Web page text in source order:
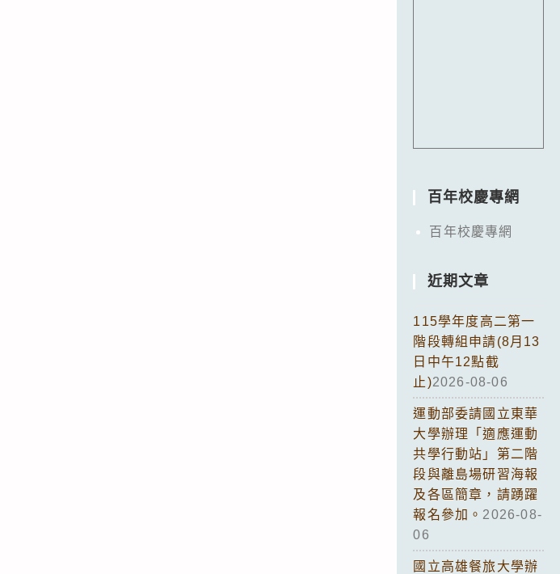
百年校慶專網
百年校慶專網
近期文章
115學年度高二第一
階段轉組申請(8月13
日中午12點截
止)2026-08-06
運動部委請國立東華
大學辦理「適應運動
共學行動站」第二階
段與離島場研習海報
及各區簡章，請踴躍
報名參加。 2026-08-
06
國立高雄餐旅大學辦